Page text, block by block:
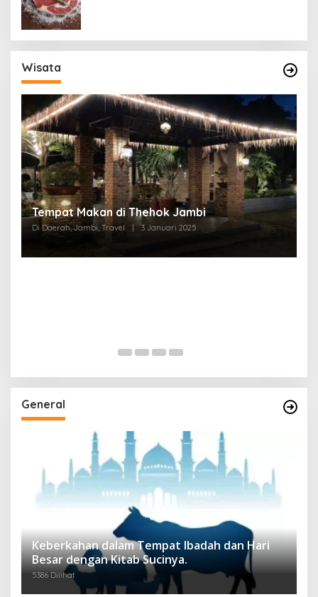
Wisata
Tempat Makan di Thehok Jambi
Di Daerah, Jambi, Travel 3 Januari 2025
General
Keberkahan dalam Tempat Ibadah dan Hari
Besar dengan Kitab Sucinya.
5386 Dilihat